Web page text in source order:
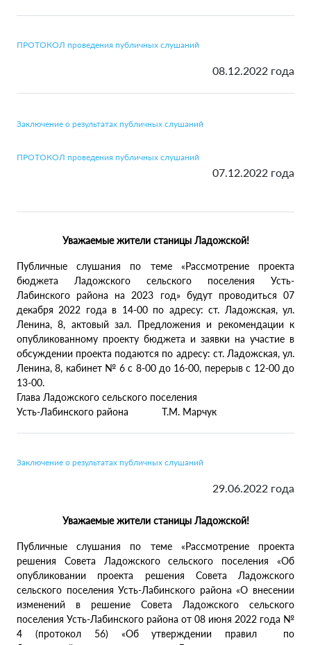
ПРОТОКОЛ проведения публичных слушаний
08.12.2022 года
Заключение о результатах публичных слушаний
ПРОТОКОЛ проведения публичных слушаний
07.12.2022 года
Уважаемые жители станицы Ладожской!
Публичные слушания по теме «Рассмотрение проекта
бюджета Ладожского сельского поселения Усть-
Лабинского района на 2023 год» будут проводиться 07
декабря 2022 года в 14-00 по адресу: ст. Ладожская, ул.
Ленина, 8, актовый зал. Предложения и рекомендации к
опубликованному проекту бюджета и заявки на участие в
обсуждении проекта подаются по адресу: ст. Ладожская, ул.
Ленина, 8, кабинет № 6 с 8-00 до 16-00, перерыв с 12-00 до
13-00.
Глава Ладожского сельского поселения
Усть-Лабинского района Т.М. Марчук
Заключение о результатах публичных слушаний
29.06.2022 года
Уважаемые жители станицы Ладожской!
Публичные слушания по теме «Рассмотрение проекта
решения Совета Ладожского сельского поселения «Об
опубликовании проекта решения Совета Ладожского
сельского поселения Усть-Лабинского района «О внесении
изменений в решение Совета Ладожского сельского
поселения Усть-Лабинского района от 08 июня 2022 года №
4 (протокол 56) «Об утверждении правил по